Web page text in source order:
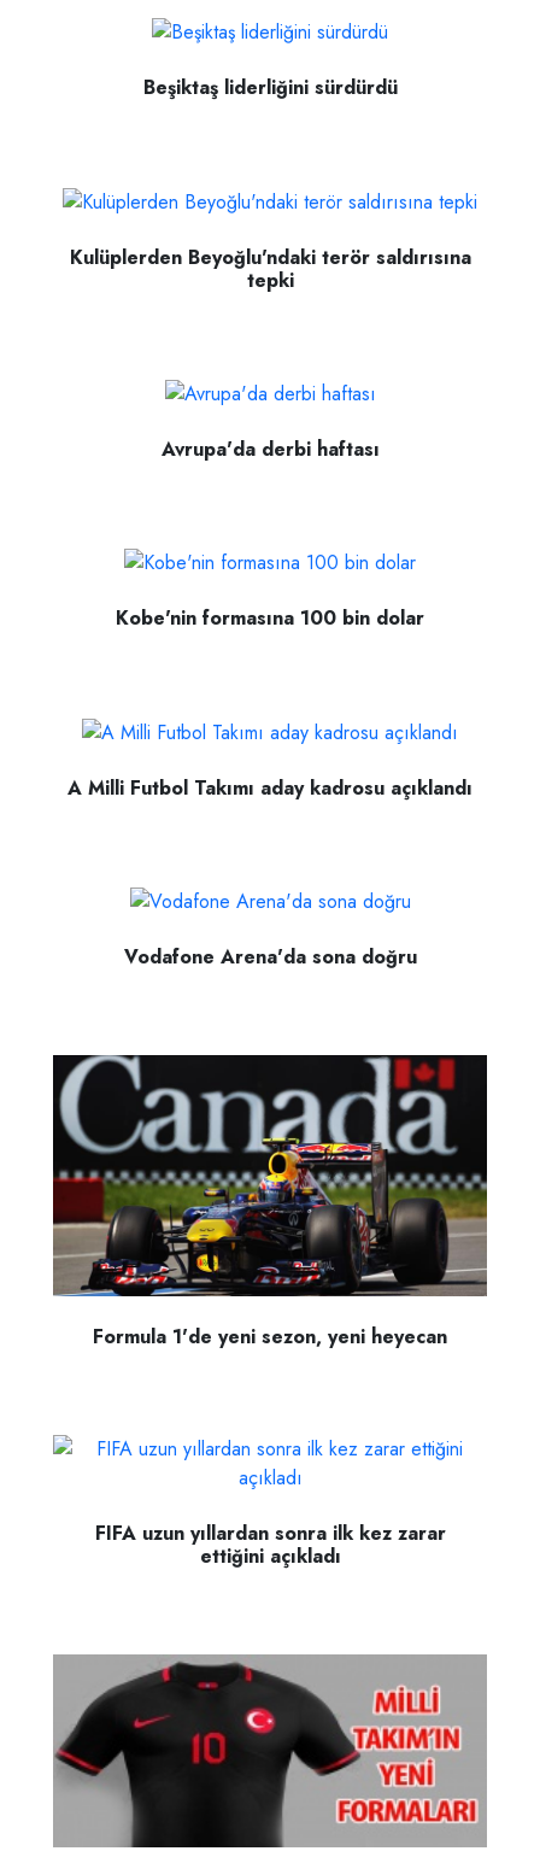
Beşiktaş liderliğini sürdürdü
Kulüplerden Beyoğlu'ndaki terör saldırısına
tepki
Avrupa'da derbi haftası
Kobe'nin formasına 100 bin dolar
A Milli Futbol Takımı aday kadrosu açıklandı
Vodafone Arena'da sona doğru
Formula 1'de yeni sezon, yeni heyecan
FIFA uzun yıllardan sonra ilk kez zarar
ettiğini açıkladı